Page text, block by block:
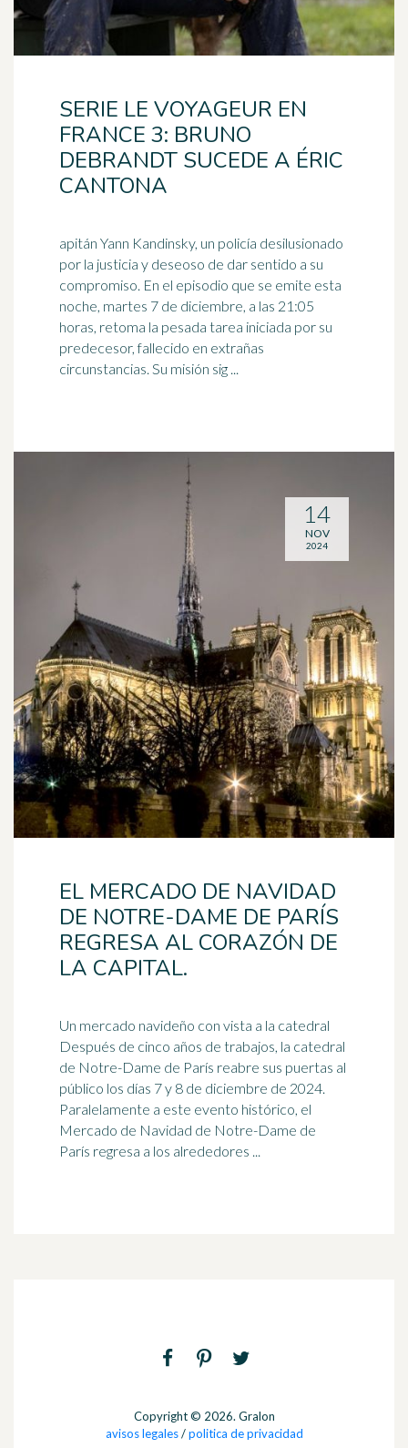
SERIE LE VOYAGEUR EN
FRANCE 3: BRUNO
DEBRANDT SUCEDE A ÉRIC
CANTONA
apitán Yann Kandinsky, un policía desilusionado
por la justicia y deseoso de dar sentido a su
compromiso. En el episodio que se emite esta
noche, martes 7 de diciembre, a las 21:05
horas, retoma la pesada tarea iniciada por su
predecesor, fallecido en extrañas
circunstancias. Su misión sig ...
EL MERCADO DE NAVIDAD
DE NOTRE-DAME DE PARÍS
REGRESA AL CORAZÓN DE
LA CAPITAL.
Un mercado navideño con vista a la catedral
Después de cinco años de trabajos, la catedral
de Notre-Dame de París reabre sus puertas al
público los días 7 y 8 de diciembre de 2024.
Paralelamente a este evento histórico, el
Mercado de Navidad de Notre-Dame de
París regresa a los alrededores ...
14
NOV
2024
Copyright © 2026. Gralon
avisos legales/politica de privacidad